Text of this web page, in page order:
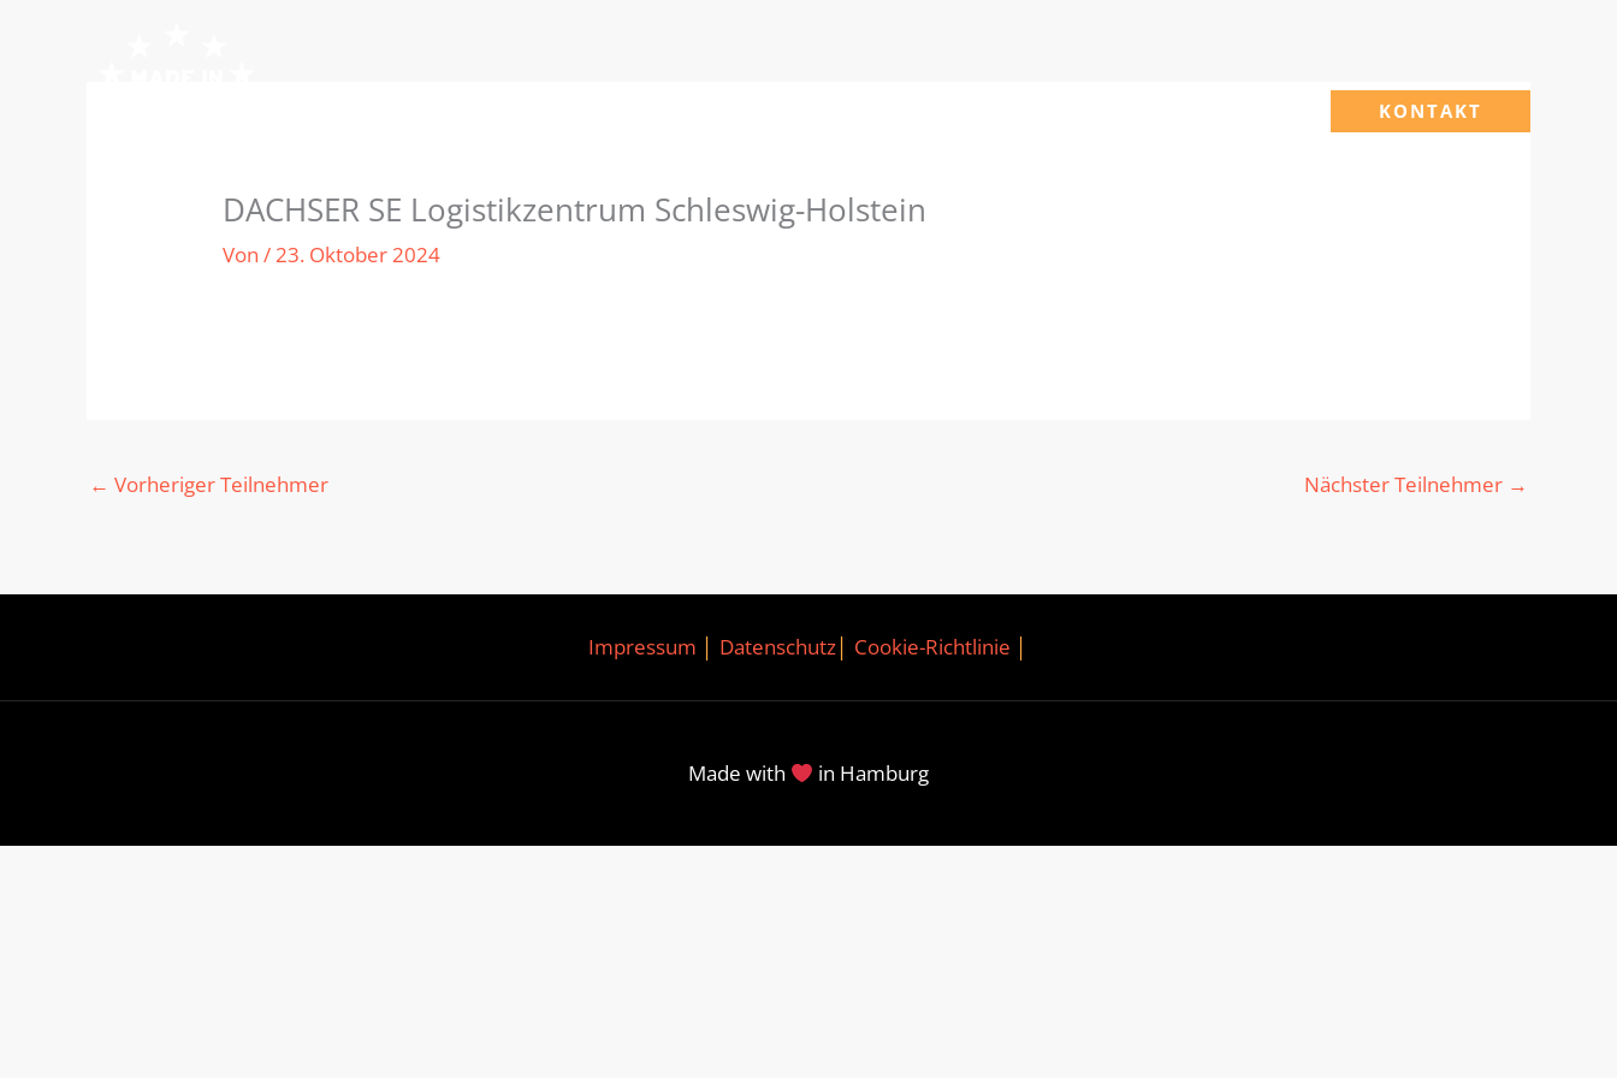
KONTAKT
DACHSER SE Logistikzentrum Schleswig-Holstein
Von/23. Oktober 2024
← Vorheriger Teilnehmer Nächster Teilnehmer →
Impressum Datenschutz Cookie-Richtlinie
Made with in Hamburg